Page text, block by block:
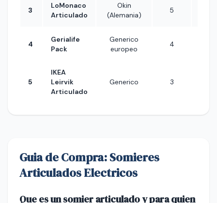
3
LoMonaco
Articulado
Okin
(Alemania)
5
4
Gerialife
Pack
Generico
europeo
4
5
IKEA
Leirvik
Articulado
Generico 3
Guia de Compra: Somieres
Articulados Electricos
Que es un somier articulado y para quien